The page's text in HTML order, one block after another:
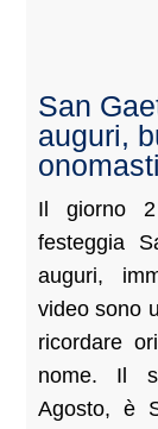
San
auguri,
Il giorno
festeggia
auguri,
video sono
ricordare
nome. Il
Agosto, è